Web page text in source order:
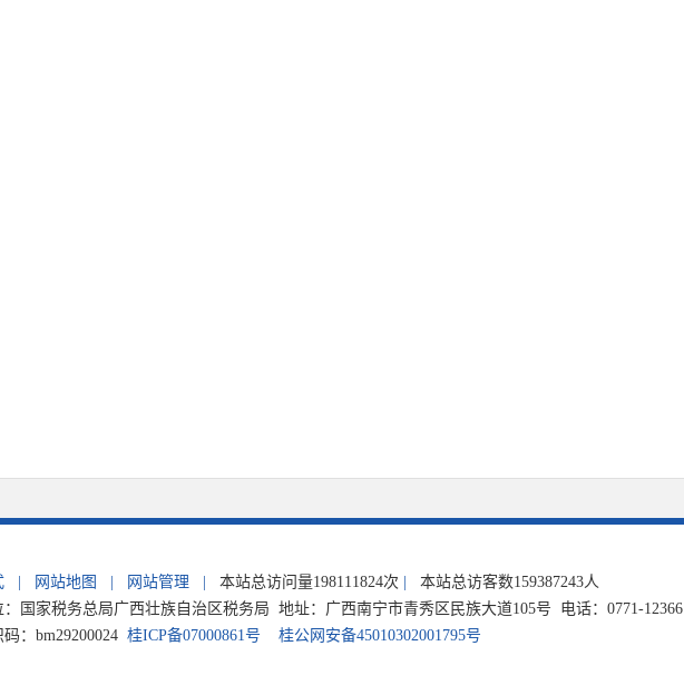
网站地图 网站管理 本站总访问量198111824次 本站总访客数159387243人
：国家税务总局广西壮族自治区税务局 地址：广西南宁市青秀区民族大道105号 电话：0771-12366
：bm29200024 桂ICP备07000861号 桂公网安备45010302001795号